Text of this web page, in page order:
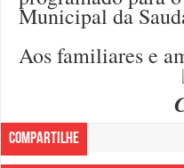
Municipal da
Aos familiares e
Compartilhe